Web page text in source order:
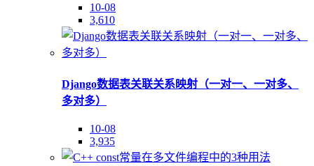
10-08
3,610
Django数据表关联关系映射（一对一、一对多、
多对多）
10-08
3,935